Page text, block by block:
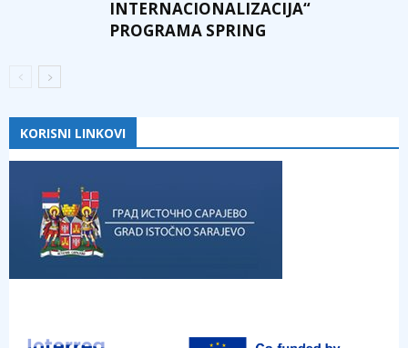
INTERNACIONALIZACIJA“
PROGRAMA SPRING
KORISNI LINKOVI